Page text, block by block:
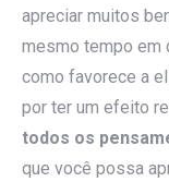
apreciar muitos
mesmo tempo em
como favorece a
por ter um efeito
todos os
que você possa